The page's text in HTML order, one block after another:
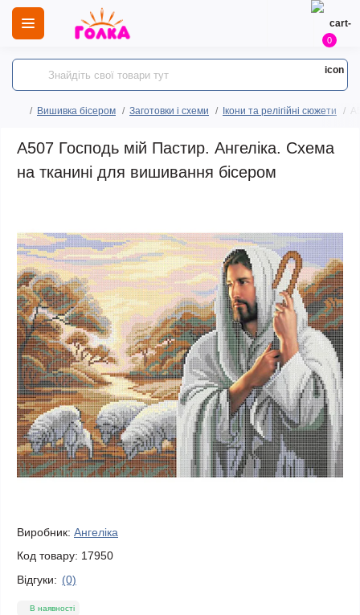
0
Вишивка бісером Заготовки і схеми Ікони та релігійні сюжети
A507 Господь мій Пастир. Ангеліка. Схема
на тканині для вишивання бісером
Виробник: Ангеліка
Код товару: 17950
Відгуки: (0)
В наявності